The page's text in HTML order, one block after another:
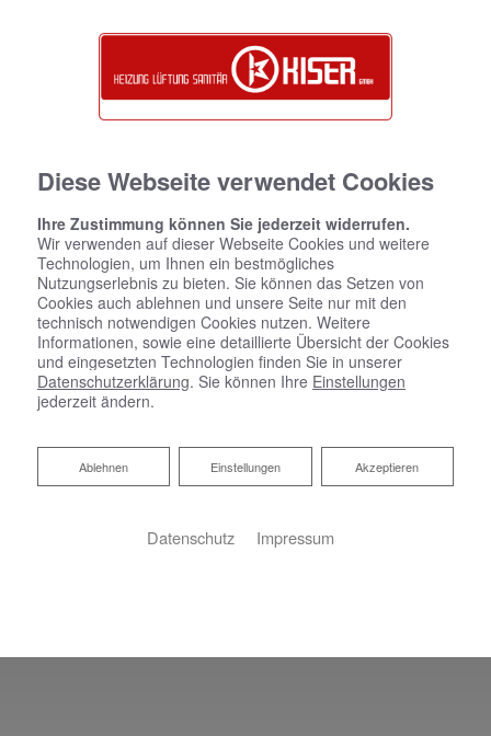
Diese Webseite verwendet Cookies
Ihre Zustimmung können Sie jederzeit widerrufen.
Wir verwenden auf dieser Webseite Cookies und weitere
Technologien, um Ihnen ein bestmögliches
Nutzungserlebnis zu bieten. Sie können das Setzen von
Cookies auch ablehnen und unsere Seite nur mit den
technisch notwendigen Cookies nutzen. Weitere
Informationen, sowie eine detaillierte Übersicht der Cookies
und eingesetzten Technologien finden Sie in unserer
Datenschutzerklärung. Sie können Ihre Einstellungen
jederzeit ändern.
Akzeptieren
Einstellungen
Ablehnen
Ablehnen
Datenschutz Impressum